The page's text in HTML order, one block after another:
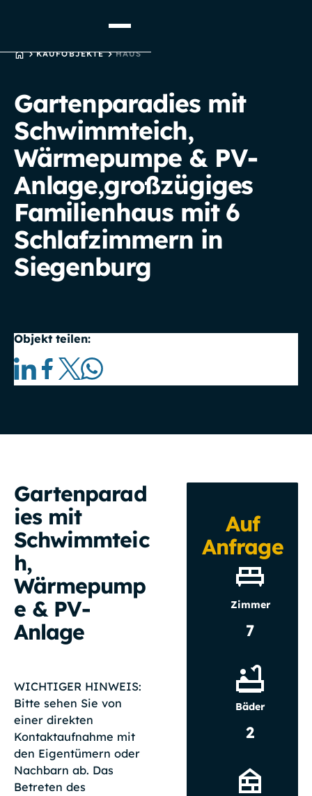
STARTSEITE
KAUFOBJEKTE HAUS
Gartenparadies mit
Schwimmteich,
Wärmepumpe & PV-
Anlage,großzügiges
Familienhaus mit 6
Schlafzimmern in
Siegenburg
Objekt teilen:
Gartenparad
ies mit
Schwimmteic
h,
Wärmepump
e & PV-
Anlage
WICHTIGER HINWEIS:
Bitte sehen Sie von
einer direkten
Kontaktaufnahme mit
den Eigentümern oder
Nachbarn ab. Das
Betreten des
Auf
Anfrage
Zimmer
7
Bäder
2